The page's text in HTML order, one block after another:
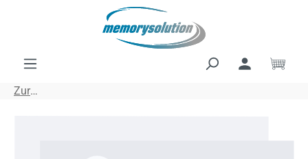
Zum Hauptinhalt springen
Zurück